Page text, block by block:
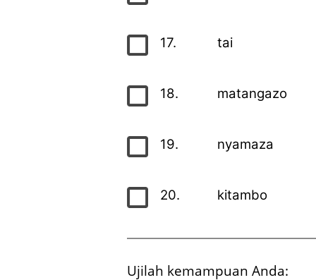
17. tai
18. matangazo
19. nyamaza
20. kitambo
Ujilah kemampuan Anda: